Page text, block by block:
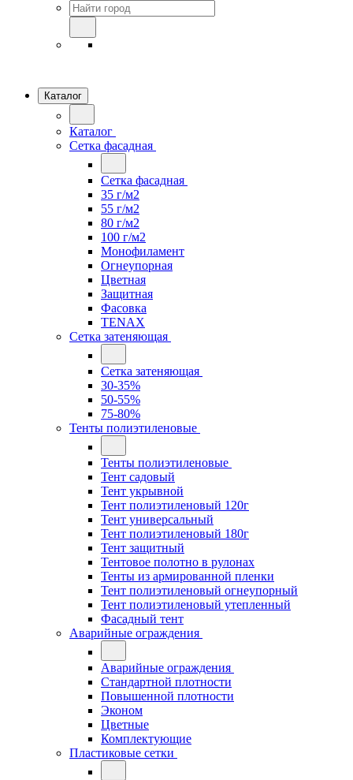
Каталог
Каталог
Сетка фасадная
Сетка фасадная
35 г/м2
55 г/м2
80 г/м2
100 г/м2
Монофиламент
Огнеупорная
Цветная
Защитная
Фасовка
TENAX
Сетка затеняющая
Сетка затеняющая
30-35%
50-55%
75-80%
Тенты полиэтиленовые
Тенты полиэтиленовые
Тент садовый
Тент укрывной
Тент полиэтиленовый 120г
Тент универсальный
Тент полиэтиленовый 180г
Тент защитный
Тентовое полотно в рулонах
Тенты из армированной пленки
Тент полиэтиленовый огнеупорный
Тент полиэтиленовый утепленный
Фасадный тент
Аварийные ограждения
Аварийные ограждения
Стандартной плотности
Повышенной плотности
Эконом
Цветные
Комплектующие
Пластиковые сетки